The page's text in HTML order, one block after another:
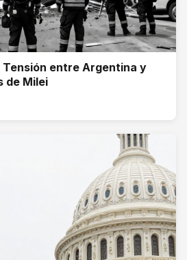
entre Argentina y
de Milei